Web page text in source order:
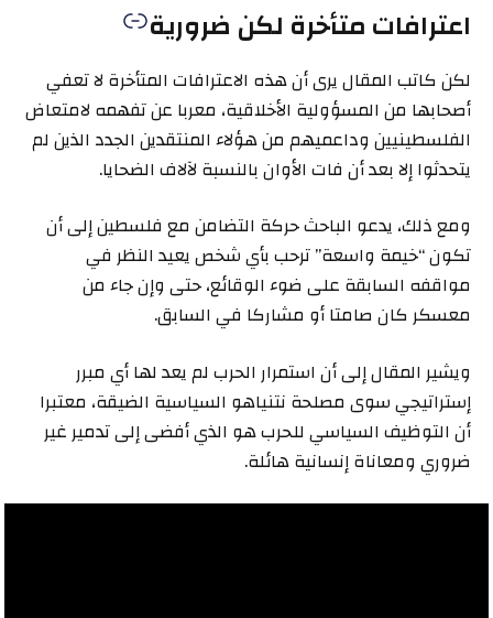
اعترافات متأخرة لكن ضرورية
لكن كاتب المقال يرى أن هذه الاعترافات المتأخرة لا تعفي
أصحابها من المسؤولية الأخلاقية، معربا عن تفهمه لامتعاض
الفلسطينيين وداعميهم من هؤلاء المنتقدين الجدد الذين لم
يتحدثوا إلا بعد أن فات الأوان بالنسبة لآلاف الضحايا.
ومع ذلك، يدعو الباحث حركة التضامن مع فلسطين إلى أن
تكون “خيمة واسعة” ترحب بأي شخص يعيد النظر في
مواقفه السابقة على ضوء الوقائع، حتى وإن جاء من
معسكر كان صامتا أو مشاركا في السابق.
ويشير المقال إلى أن استمرار الحرب لم يعد لها أي مبرر
إستراتيجي سوى مصلحة نتنياهو السياسية الضيقة، معتبرا
أن التوظيف السياسي للحرب هو الذي أفضى إلى تدمير غير
ضروري ومعاناة إنسانية هائلة.